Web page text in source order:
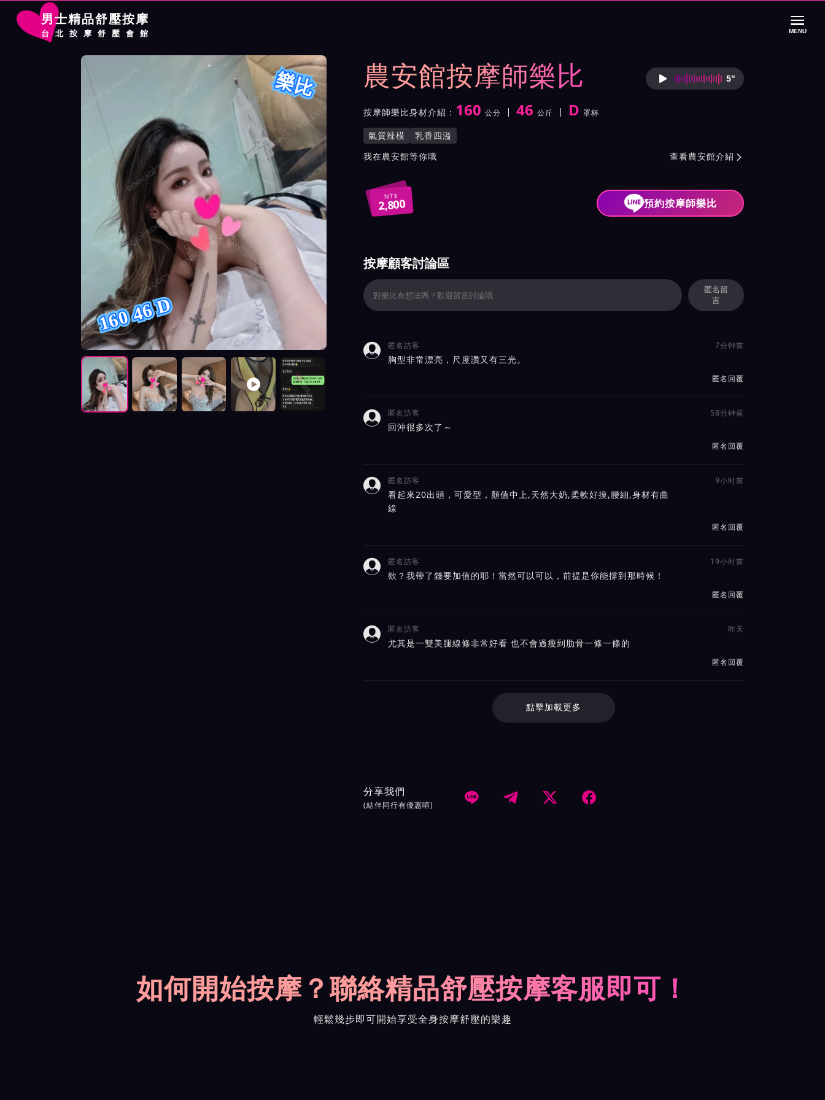
男士精品舒壓按摩
台北按摩舒壓會館 MENU
農安館按摩師樂比詳細介紹
農安館按摩師樂比 按摩師樂比語音介
5"
按摩師樂比身材介紹： 身高
160 公分
體重 46 公斤
罩杯 D 罩杯
按摩師樂比服務風格與特色
氣質辣模 乳香四溢
按摩師樂比所屬按摩會館介紹與班表
我在農安館等你哦 查看農安館介紹 
NT$
2,800 預約按摩師樂比
農安館按摩師樂比照片展示與影片介紹及客戶評價截屏
樂比
160 46 D
按摩師樂比照片展示與影片介紹及客戶評價截屏展示
按摩顧客討論區
匿名留
言
 匿名訪客 7分钟前
胸型非常漂亮，尺度讚又有三光。
匿名回覆
 匿名訪客 58分钟前
回沖很多次了～
匿名回覆
 匿名訪客 9小时前
看起來20出頭，可愛型，顏值中上,天然大奶,柔軟好摸,腰細,身材有曲
線
匿名回覆
 匿名訪客 19小时前
欸？我帶了錢要加值的耶！當然可以可以，前提是你能撐到那時候！
匿名回覆
 匿名訪客 昨天
尤其是一雙美腿線條非常好看 也不會過瘦到肋骨一條一條的
匿名回覆
點擊加載更多
分享我們
(結伴同行有優惠唷)
   
如何開始按摩？聯絡精品舒壓按摩客服即可！
輕鬆幾步即可開始享受全身按摩舒壓的樂趣